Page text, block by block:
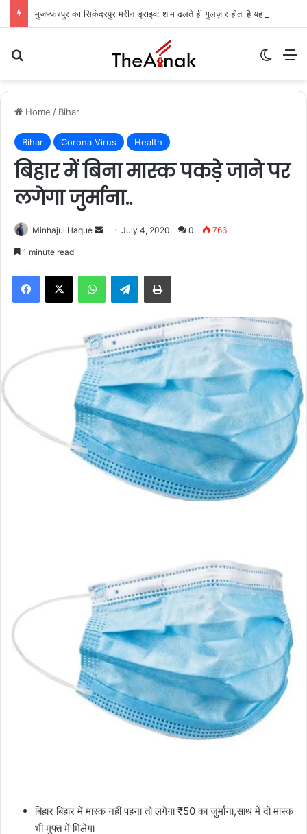
Home / Bihar
Bihar Corona Virus Health
बिहार में बिना मास्क पकड़े जाने पर
लगेगा जुर्माना..
Minhajul Haque
SendJuly 4, 2020 0 766
1 minute read
WhatsAppTelegramPrint
बिहार बिहार में मास्क नहीं पहना तो लगेगा ₹50 का जुर्माना,साथ में दो मास्क
भी मुफ्त में मिलेगा